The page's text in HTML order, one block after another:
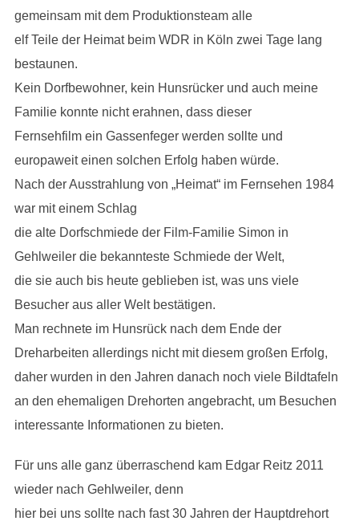
gemeinsam mit dem Produktionsteam alle
elf Teile der Heimat beim WDR in Köln zwei Tage lang
bestaunen.
Kein Dorfbewohner, kein Hunsrücker und auch meine
Familie konnte nicht erahnen, dass dieser
Fernsehfilm ein Gassenfeger werden sollte und
europaweit einen solchen Erfolg haben würde.
Nach der Ausstrahlung von „Heimat“ im Fernsehen 1984
war mit einem Schlag
die alte Dorfschmiede der Film-Familie Simon in
Gehlweiler die bekannteste Schmiede der Welt,
die sie auch bis heute geblieben ist, was uns viele
Besucher aus aller Welt bestätigen.
Man rechnete im Hunsrück nach dem Ende der
Dreharbeiten allerdings nicht mit diesem großen Erfolg,
daher wurden in den Jahren danach noch viele Bildtafeln
an den ehemaligen Drehorten angebracht, um Besuchen
interessante Informationen zu bieten.
Für uns alle ganz überraschend kam Edgar Reitz 2011
wieder nach Gehlweiler, denn
hier bei uns sollte nach fast 30 Jahren der Hauptdrehort